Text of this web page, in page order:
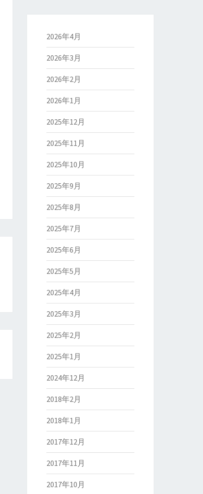
2026年4月
2026年3月
2026年2月
2026年1月
2025年12月
2025年11月
2025年10月
2025年9月
2025年8月
2025年7月
2025年6月
2025年5月
2025年4月
2025年3月
2025年2月
2025年1月
2024年12月
2018年2月
2018年1月
2017年12月
2017年11月
2017年10月